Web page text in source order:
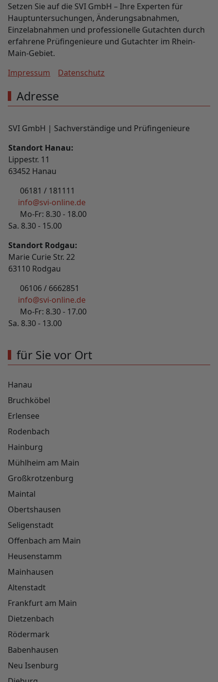
Setzen Sie auf die SVI GmbH – Ihre Experten für
Hauptuntersuchungen, Änderungsabnahmen,
Einzelabnahmen und professionelle Gutachten durch
erfahrene Prüfingenieure und Gutachter im Rhein-
Main-Gebiet.
Impressum
Datenschutz
Adresse
SVI GmbH | Sachverständige und Prüfingenieure
Standort Hanau:
Lippestr. 11
63452 Hanau
06181 / 181111
info@svi-online.de
Mo-Fr: 8.30 - 18.00
Sa. 8.30 - 15.00
Standort Rodgau:
Marie Curie Str. 22
63110 Rodgau
06106 / 6662851
info@svi-online.de
Mo-Fr: 8.30 - 17.00
Sa. 8.30 - 13.00
für Sie vor Ort
Hanau
Bruchköbel
Erlensee
Rodenbach
Hainburg
Mühlheim am Main
Großkrotzenburg
Maintal
Obertshausen
Seligenstadt
Offenbach am Main
Heusenstamm
Mainhausen
Altenstadt
Frankfurt am Main
Dietzenbach
Rödermark
Babenhausen
Neu Isenburg